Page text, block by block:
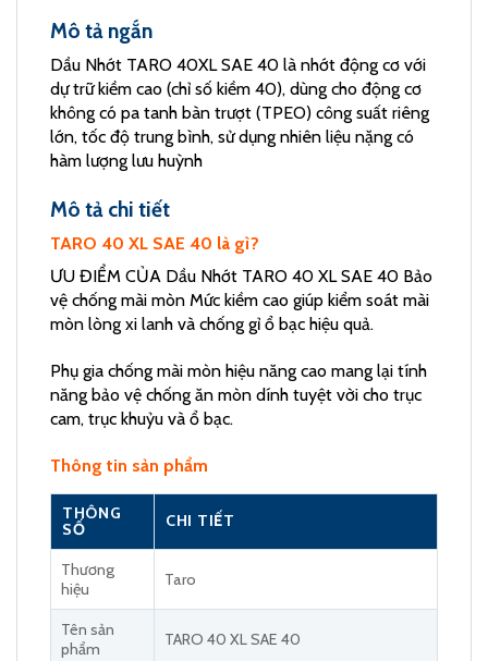
Mô tả ngắn
Dầu Nhớt TARO 40XL SAE 40 là nhớt động cơ với
dự trữ kiềm cao (chỉ số kiềm 40), dùng cho động cơ
không có pa tanh bàn trượt (TPEO) công suất riêng
lớn, tốc độ trung bình, sử dụng nhiên liệu nặng có
hàm lượng lưu huỳnh
Mô tả chi tiết
TARO 40 XL SAE 40 là gì?
ƯU ĐIỂM CỦA Dầu Nhớt TARO 40 XL SAE 40 Bảo
vệ chống mài mòn Mức kiềm cao giúp kiểm soát mài
mòn lòng xi lanh và chống gỉ ổ bạc hiệu quả.
Phụ gia chống mài mòn hiệu năng cao mang lại tính
năng bảo vệ chống ăn mòn dính tuyệt vời cho trục
cam, trục khuỷu và ổ bạc.
Thông tin sản phẩm
THÔNG
SỐ
CHI TIẾT
Thương
hiệu
Taro
Tên sản
phẩm
TARO 40 XL SAE 40